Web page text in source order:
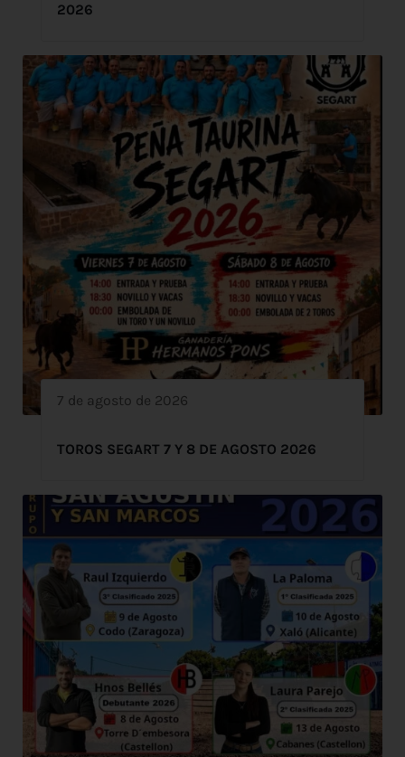
2026
7 de agosto de 2026
TOROS SEGART 7 Y 8 DE AGOSTO 2026